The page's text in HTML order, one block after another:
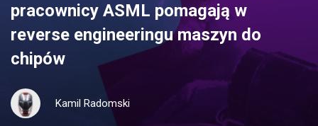
pracownicy ASML pomagają w
reverse engineeringu maszyn do
chipów
Kamil Radomski